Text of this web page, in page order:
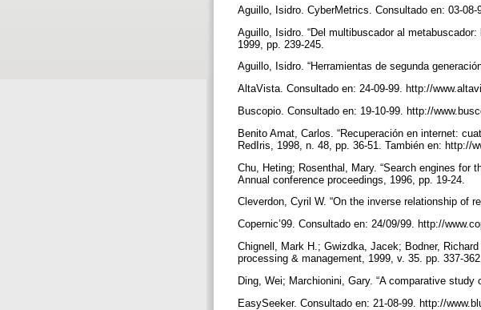
Aguillo, Isidro. CyberMetrics. Consultado en: 03-
Aguillo, Isidro. “Del multibuscador al
1999, pp. 239-245.
Aguillo, Isidro. “Herramientas de segunda
AltaVista. Consultado en: 24-09-99. http://
Buscopio. Consultado en: 19-10-99. http://
Benito Amat, Carlos. “Recuperación en internet:
RedIris, 1998, n. 48, pp. 36-51. También en: http://
Chu, Heting; Rosenthal, Mary. “Search engines for
Annual conference proceedings, 1996, pp. 19-24.
Cleverdon, Cyril W. “On the inverse relationship of
Copernic’99. Consultado en: 24/09/99. http://
Chignell, Mark H.; Gwizdka, Jacek; Bodner,
processing & management, 1999, v. 35. pp. 337-
Ding, Wei; Marchionini, Gary. “A comparative
EasySeeker. Consultado en: 21-08-99. http://